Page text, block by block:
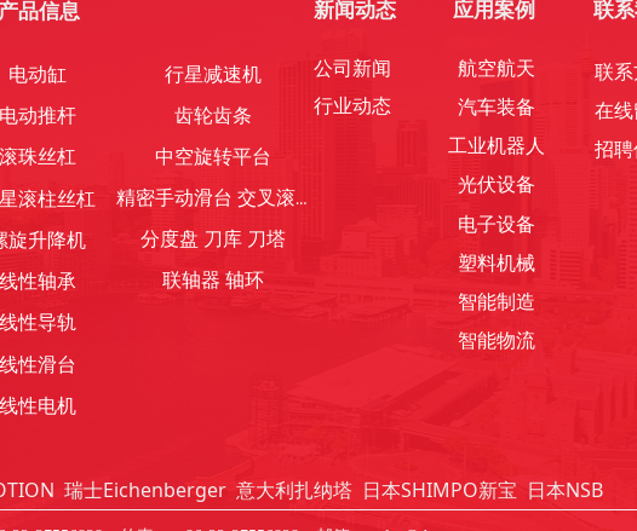
产品信息
联
在
招
行星减速机
齿轮齿条
中空旋转平台
精密手动滑台 交叉滚柱轴承
分度盘 刀库 刀塔
联轴器 轴环
公司新闻
行业动态
航空航天
汽车装备
工业机器人
光伏设备
电子设备
塑料机械
智能制造
智能物流
瑞士Eichenberger 意大利扎纳塔 日本SHIMPO新宝 日本NSB
新闻动态 应用案例 联
电动缸
电动推杆
滚珠丝杠
滚柱丝杠
旋升降机
线性轴承
线性导轨
线性滑台
线性电机